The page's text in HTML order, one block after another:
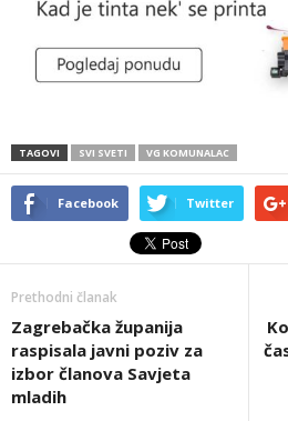
TAGOVI SVI SVETI VG KOMUNALAC
Facebook Twitter
Prethodni članak
Zagrebačka županija
raspisala javni poziv za
izbor članova Savjeta
mladih